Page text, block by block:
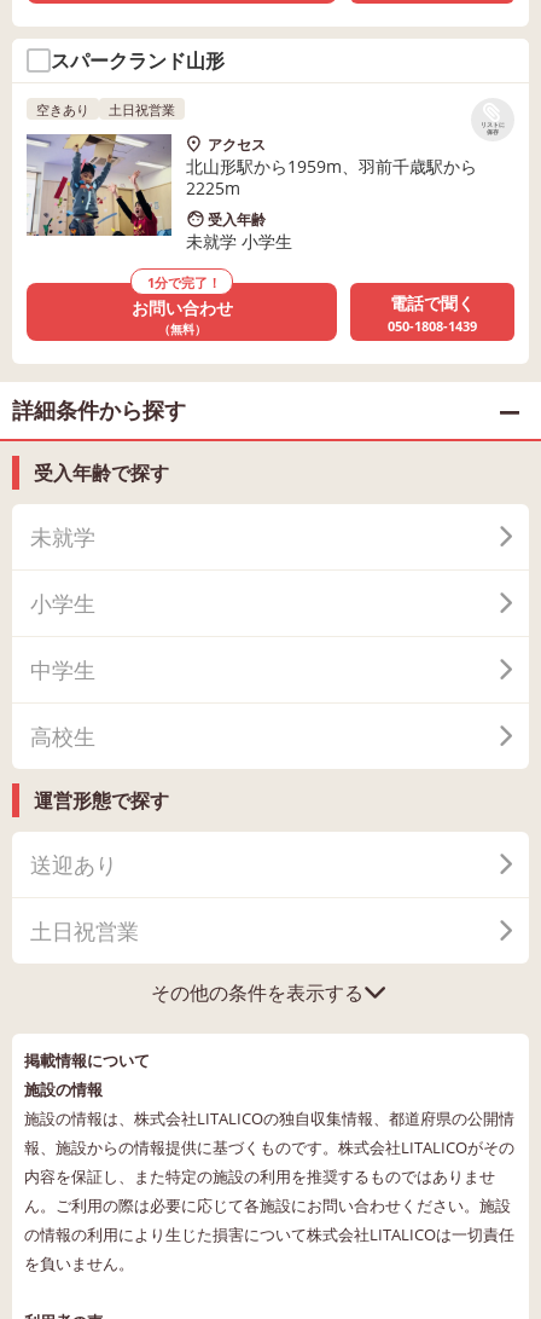
スパークランド山形
リストに
保存
空きあり 土日祝営業
アクセス
北山形駅から1959m、羽前千歳駅から
2225m
受入年齢
未就学 小学生
1分で完了！
お問い合わせ
（無料）
電話で聞く
050-1808-1439
詳細条件から探す
受入年齢で探す
未就学
小学生
中学生
高校生
運営形態で探す
送迎あり
土日祝営業
その他の条件を表示する
掲載情報について
施設の情報
施設の情報は、株式会社LITALICOの独自収集情報、都道府県の公開情
報、施設からの情報提供に基づくものです。株式会社LITALICOがその
内容を保証し、また特定の施設の利用を推奨するものではありませ
ん。ご利用の際は必要に応じて各施設にお問い合わせください。施設
の情報の利用により生じた損害について株式会社LITALICOは一切責任
を負いません。